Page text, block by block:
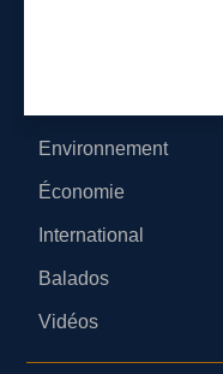
Environnement
Économie
International
Balados
Vidéos